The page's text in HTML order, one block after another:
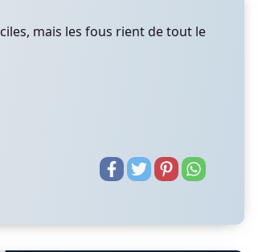
mais les fous rient de tout le